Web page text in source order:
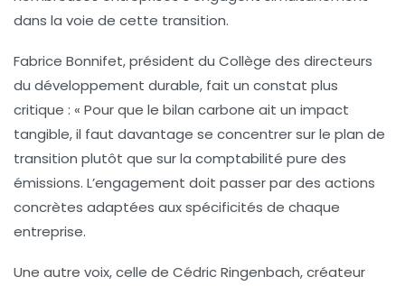
dans la voie de cette transition.
Fabrice Bonnifet, président du Collège des directeurs
du développement durable, fait un constat plus
critique : « Pour que le bilan carbone ait un impact
tangible, il faut davantage se concentrer sur le plan de
transition plutôt que sur la comptabilité pure des
émissions. L’engagement doit passer par des actions
concrètes adaptées aux spécificités de chaque
entreprise.
Une autre voix, celle de Cédric Ringenbach, créateur